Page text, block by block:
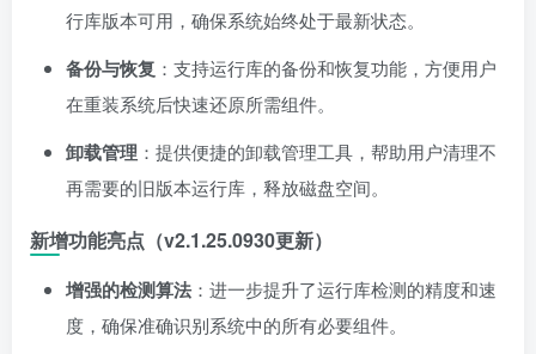
行库版本可用，确保系统始终处于最新状态。
备份与恢复 ：支持运行库的备份和恢复功能，方便用户
在重装系统后快速还原所需组件。
卸载管理 ：提供便捷的卸载管理工具，帮助用户清理不
再需要的旧版本运行库，释放磁盘空间。
新增功能亮点（v2.1.25.0930更新）
增强的检测算法 ：进一步提升了运行库检测的精度和速
度，确保准确识别系统中的所有必要组件。